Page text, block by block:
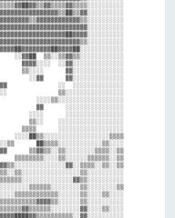
░░▓▓██  ▒▒░░▒▒▓▓▒▒░░░░░░░░░░░░
▓▓▓▓░░░░  ░░▓▓░░░░░░░░░░░░░░
▒▒░░░░      ▓▓░░░░░░░░░░░░░░
░░▓▓      ▓▓░░░░░░░░░░░░░░
░░  ░░░░░░░░░░░░░░
▒▒░░░░░░░░░░░░░░░░
░░░░▒▒░░░░░░░░░░░░░░░░░░
▓▓      ░░░░░░░░░░░░░░░░
░░░░      ░░░░░░░░░░░░░░░░
▒▒░░    ░░░░░░░░░░░░░░░░░░
▒▒▒▒      ░░░░░░░░░░░░░░░░░░
██▒▒▒▒░░░░░░░░░░░░▒▒░░░░
▒▒▓▓▒▒░░▒▒░░░░░░░░▒▒▒▒░░▒▒
▒▒▒▒▒▒▒▒░░░░▒▒░░░░░░▒▒▒▒▒▒░░▒▒